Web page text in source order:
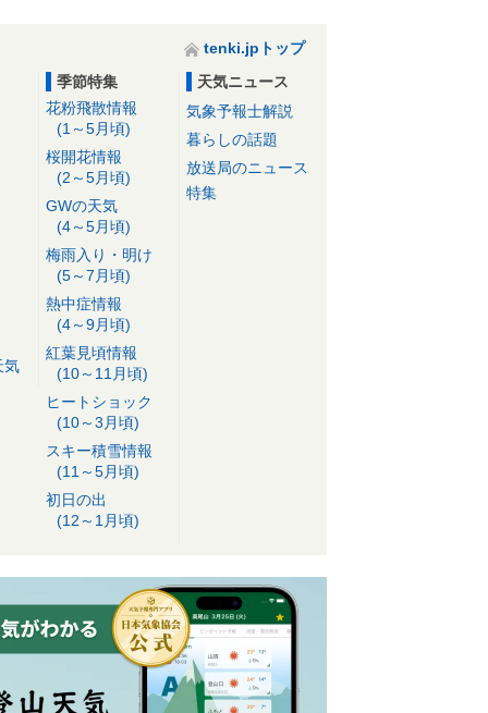
tenki.jpトップ
気
季節特集
花粉飛散情報
(1～5月頃)
桜開花情報
(2～5月頃)
GWの天気
(4～5月頃)
梅雨入り・明け
(5～7月頃)
熱中症情報
(4～9月頃)
紅葉見頃情報
(10～11月頃)
ヒートショック
(10～3月頃)
スキー積雪情報
(11～5月頃)
初日の出
(12～1月頃)
天気ニュース
気象予報士解説
暮らしの話題
放送局のニュース
特集